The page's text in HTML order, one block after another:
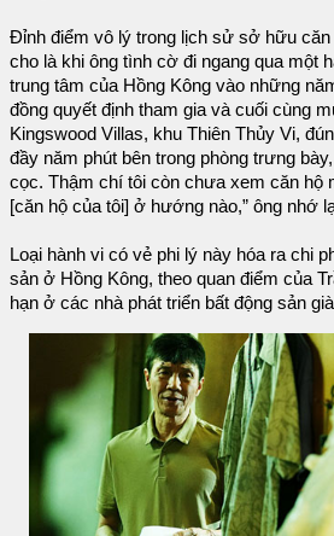
Đỉnh điểm vô lý trong lịch sử sở hữu
cho là khi ông tình cờ đi ngang qua một
trung tâm của Hồng Kông vào những
đồng quyết định tham gia và cuối cùng
Kingswood Villas, khu Thiên Thủy Vi,
đầy năm phút bên trong phòng trưng
cọc. Thậm chí tôi còn chưa xem căn hộ
[căn hộ của tôi] ở hướng nào,” ông nhớ
Loại hành vi có vẻ phi lý này hóa ra chi
sản ở Hồng Kông, theo quan điểm của
hạn ở các nhà phát triển bất động sản